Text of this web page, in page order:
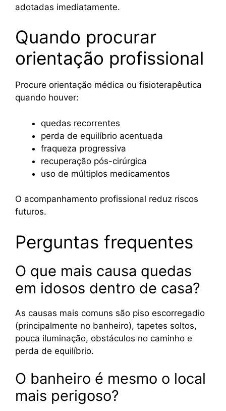
adotadas imediatamente.
Quando procurar
orientação profissional
Procure orientação médica ou fisioterapêutica
quando houver:
quedas recorrentes
perda de equilíbrio acentuada
fraqueza progressiva
recuperação pós-cirúrgica
uso de múltiplos medicamentos
O acompanhamento profissional reduz riscos
futuros.
Perguntas frequentes
O que mais causa quedas
em idosos dentro de casa?
As causas mais comuns são piso escorregadio
(principalmente no banheiro), tapetes soltos,
pouca iluminação, obstáculos no caminho e
perda de equilíbrio.
O banheiro é mesmo o local
mais perigoso?